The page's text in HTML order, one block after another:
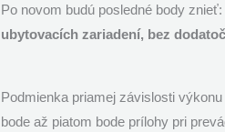
Po novom budú posledné body
ubytovacích zariadení, bez
Podmienka priamej závislosti
bode až piatom bode prílohy pri